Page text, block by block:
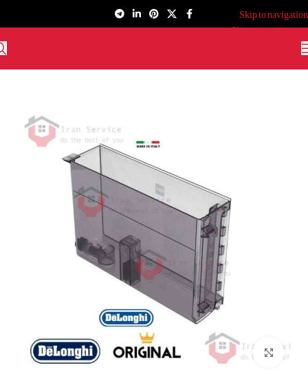
Skip to navigation
Skip to main content
برای بزرگنمایی کلیک کنید